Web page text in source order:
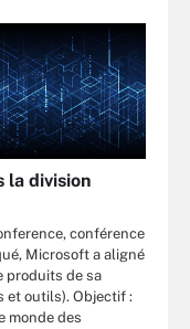
la division
conférence
Microsoft a aligné
produits de sa
et outils). Objectif :
monde des